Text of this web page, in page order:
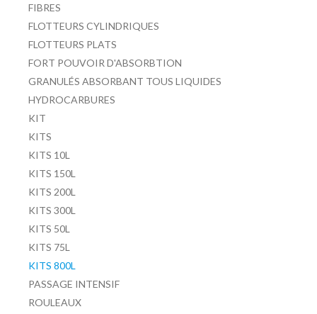
FIBRES
FLOTTEURS CYLINDRIQUES
FLOTTEURS PLATS
FORT POUVOIR D'ABSORBTION
GRANULÉS ABSORBANT TOUS LIQUIDES
HYDROCARBURES
KIT
KITS
KITS 10L
KITS 150L
KITS 200L
KITS 300L
KITS 50L
KITS 75L
KITS 800L
PASSAGE INTENSIF
ROULEAUX